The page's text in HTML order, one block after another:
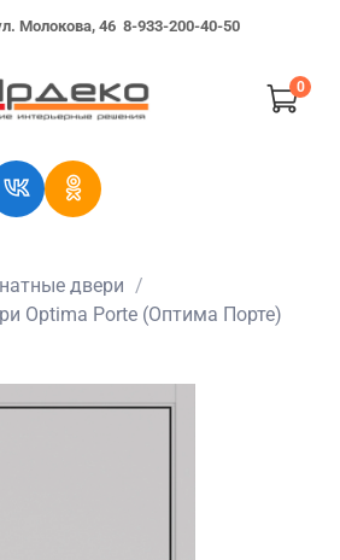
Молокова, 46 8-933-200-40-50
0
двери
Optima Porte (Оптима Порте)